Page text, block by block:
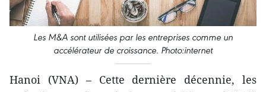
Les M&A sont utilisées par les entreprises comme un
accélérateur de croissance. Photo:internet
Hanoi (VNA) – Cette dernière décennie, les